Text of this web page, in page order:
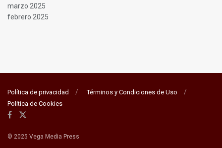
marzo 2025
febrero 2025
Política de privacidad
Términos y Condiciones de Uso
Política de Cookies
© 2025 Vega Media Press